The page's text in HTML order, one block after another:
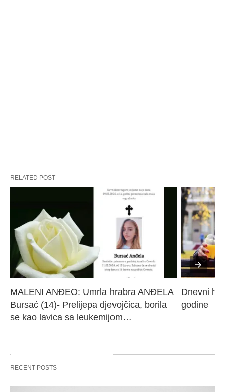
RELATED POST
MALENI ANĐEO: Umrla hrabra ANĐELA
Bursać (14)- Prelijepa djevojčica, borila
se kao lavica sa leukemijom…
Dnevni
godine
RECENT POSTS